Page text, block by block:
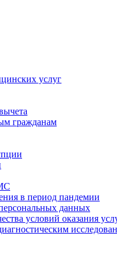
услуг
гражданам
в период пандемии
данных
условий оказания